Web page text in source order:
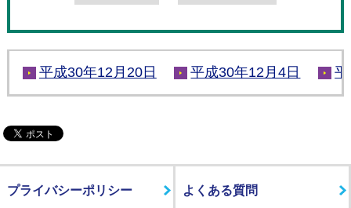
平成30年12月20日 平成30年12月4日
プライバシーポリシー よくある質問